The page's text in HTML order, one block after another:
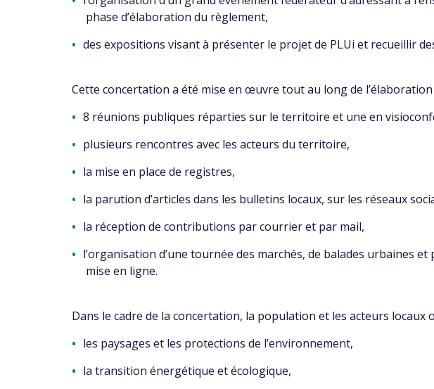
phase d’élaboration du règlement,
des expositions visant à présenter le projet de PLUi et recueillir
Cette concertation a été mise en œuvre tout au long de l’élaboration
8 réunions publiques réparties sur le territoire et une en
plusieurs rencontres avec les acteurs du territoire,
la mise en place de registres,
la parution d’articles dans les bulletins locaux, sur les réseaux
la réception de contributions par courrier et par mail,
l’organisation d’une tournée des marchés, de balades urbaines
mise en ligne.
Dans le cadre de la concertation, la population et les acteurs
les paysages et les protections de l’environnement,
la transition énergétique et écologique,